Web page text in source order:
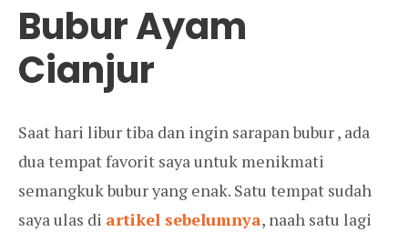
Bubur Ayam
Cianjur
Saat hari libur tiba dan ingin sarapan bubur , ada
dua tempat favorit saya untuk menikmati
semangkuk bubur yang enak. Satu tempat sudah
saya ulas di artikel sebelumnya, naah satu lagi